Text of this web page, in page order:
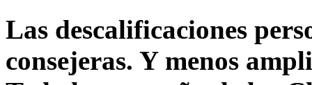
Las descalificaciones
consejeras. Y menos